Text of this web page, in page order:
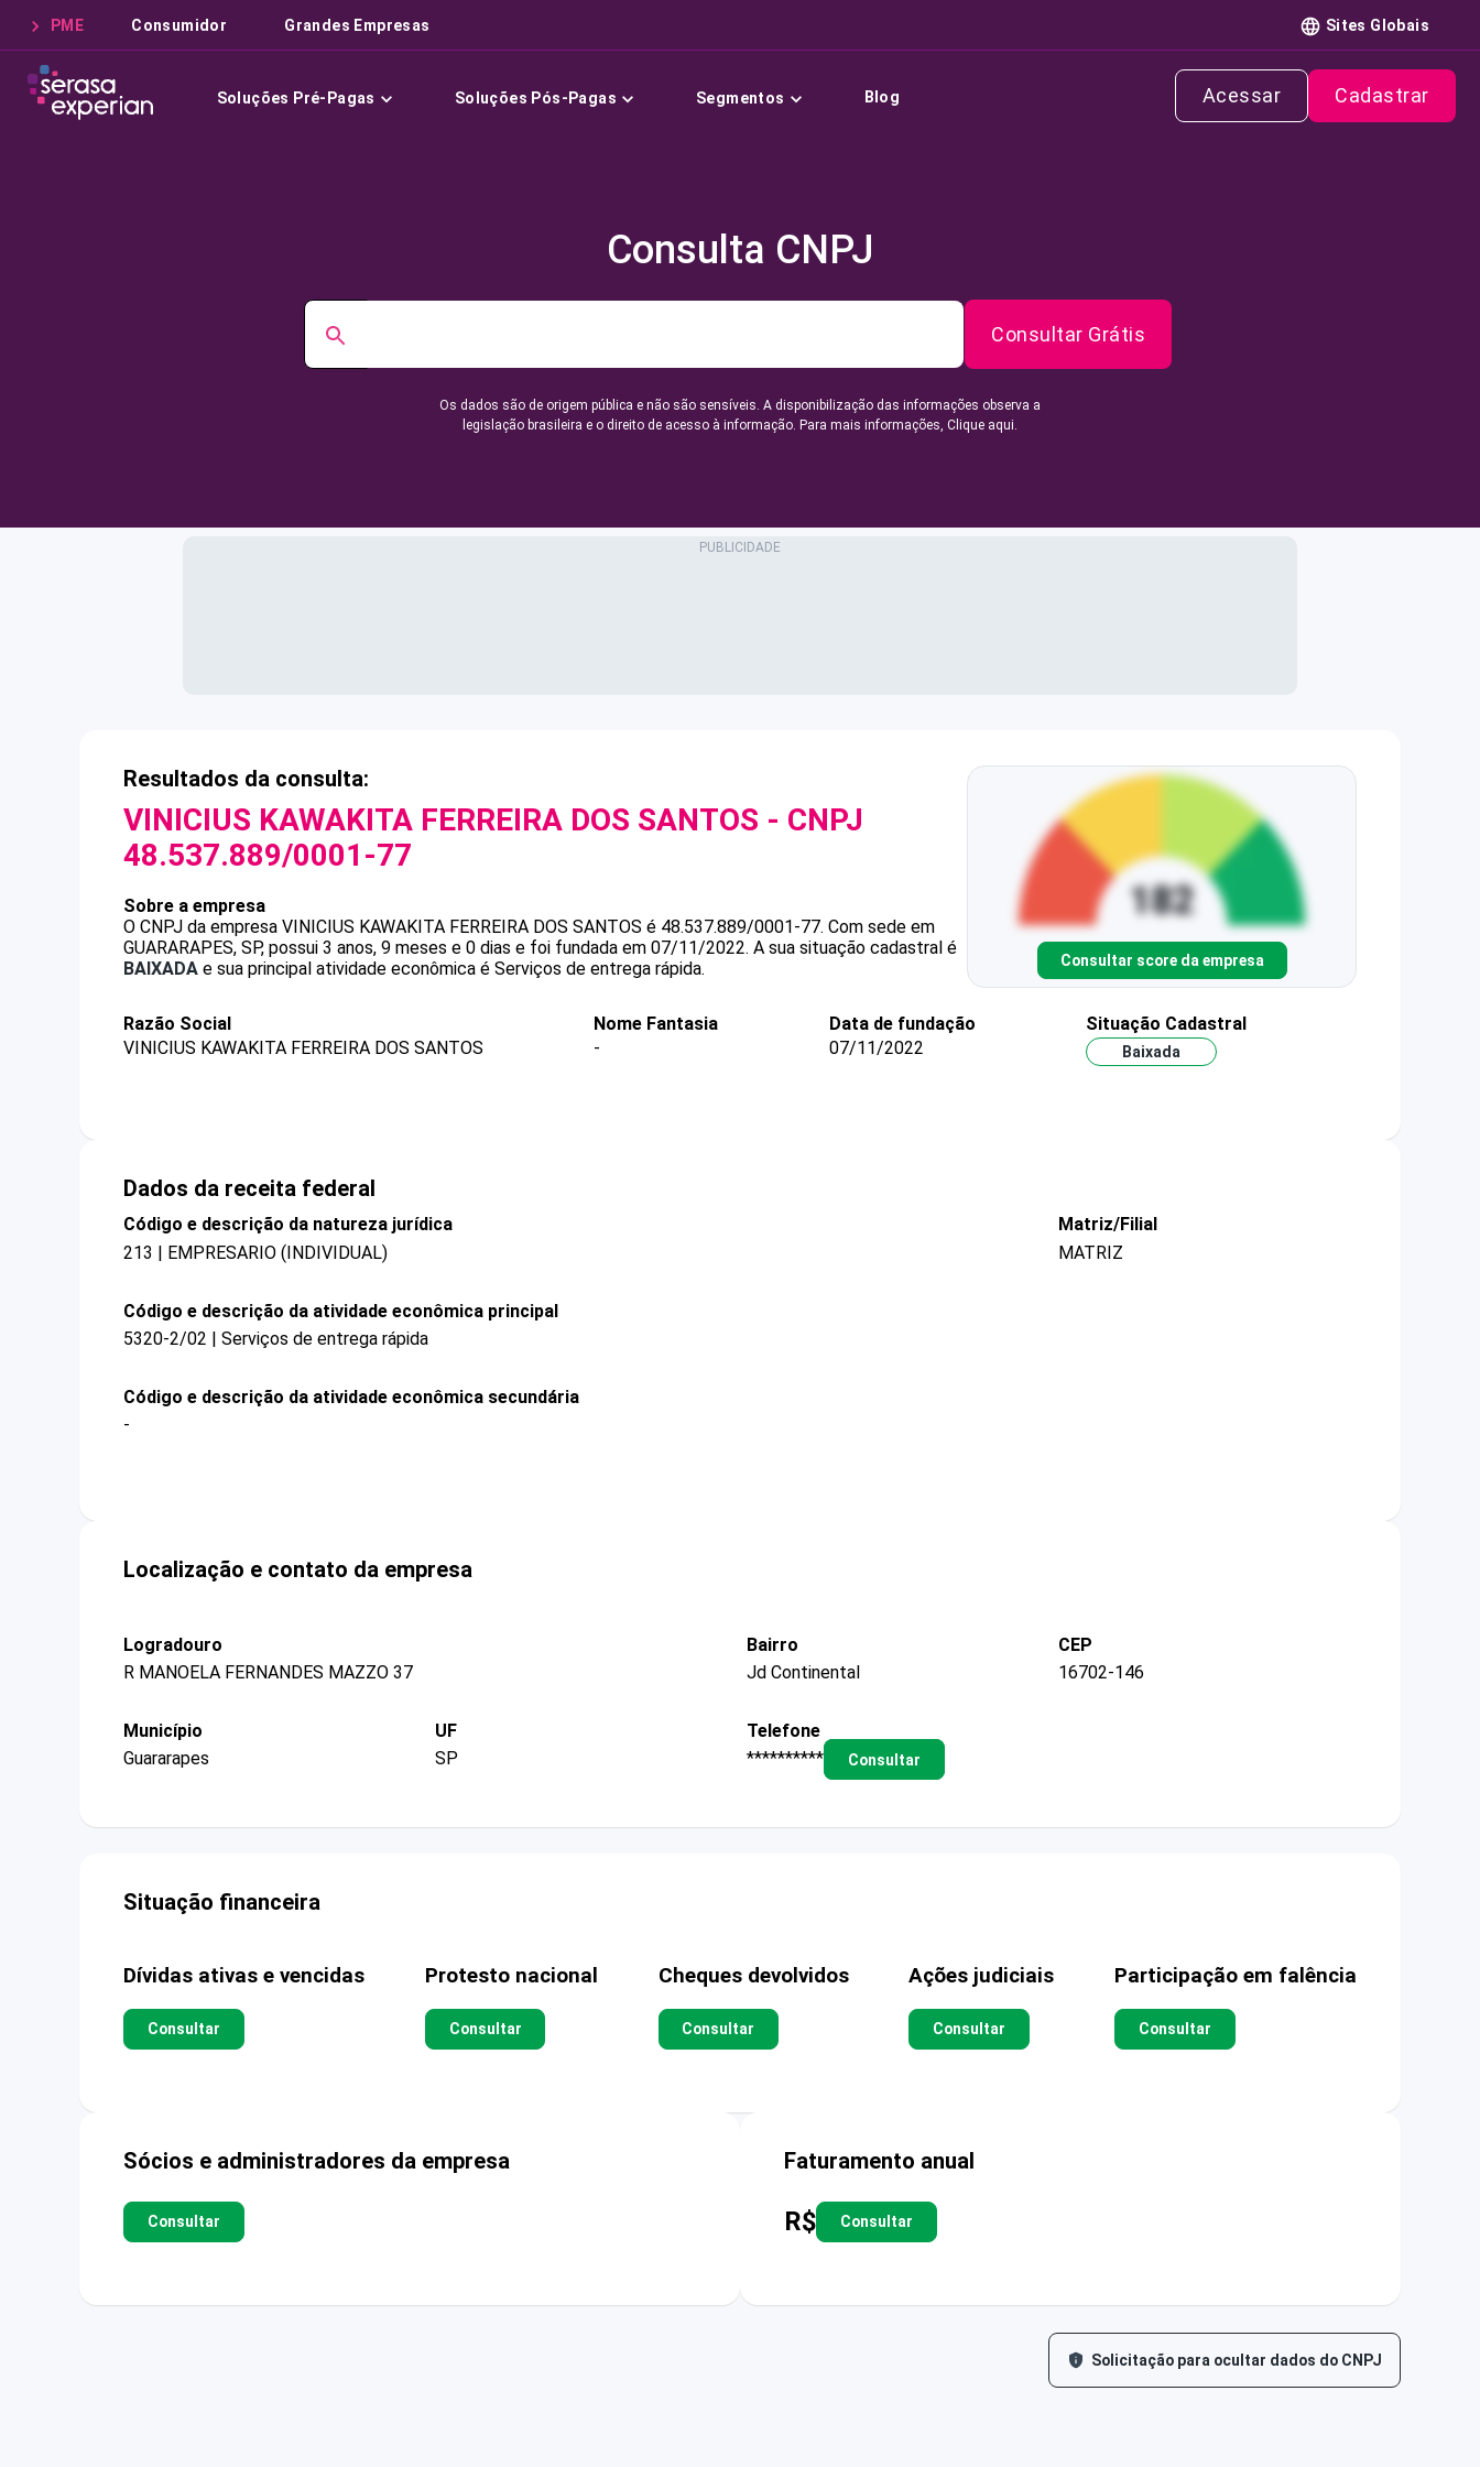
PME Consumidor Grandes Empresas Sites Globais
Soluções Pré-Pagas Soluções Pós-Pagas Segmentos Blog Acessar Cadastrar
Consulta CNPJ
Consultar Grátis
Os dados são de origem pública e não são sensíveis. A disponibilização das informações observa a
legislação brasileira e o direito de acesso à informação. Para mais informações, Clique aqui.
Resultados da consulta:
VINICIUS KAWAKITA FERREIRA DOS SANTOS - CNPJ
48.537.889/0001-77
Sobre a empresa
O CNPJ da empresa VINICIUS KAWAKITA FERREIRA DOS SANTOS é 48.537.889/0001-77. Com sede em
GUARARAPES, SP, possui 3 anos, 9 meses e 0 dias e foi fundada em 07/11/2022. A sua situação cadastral é
BAIXADA e sua principal atividade econômica é Serviços de entrega rápida. Consultar score da empresa
Razão Social
VINICIUS KAWAKITA FERREIRA DOS SANTOS
Nome Fantasia
-
Data de fundação
07/11/2022
Situação Cadastral
Baixada
Dados da receita federal
Código e descrição da natureza jurídica
213 | EMPRESARIO (INDIVIDUAL)
Matriz/Filial
MATRIZ
Código e descrição da atividade econômica principal
5320-2/02 | Serviços de entrega rápida
Código e descrição da atividade econômica secundária
-
Localização e contato da empresa
Logradouro
R MANOELA FERNANDES MAZZO 37
Bairro
Jd Continental
CEP
16702-146
Município
Guararapes
UF
SP
Telefone
**********
Consultar
Situação financeira
Dívidas ativas e vencidas
Consultar
Protesto nacional
Consultar
Cheques devolvidos
Consultar
Ações judiciais
Consultar
Participação em falência
Consultar
Sócios e administradores da empresa
Consultar
Faturamento anual
R$ Consultar
Solicitação para ocultar dados do CNPJ